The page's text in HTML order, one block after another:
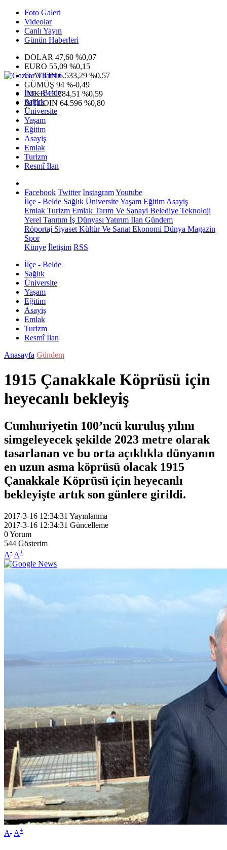
Foto Galeri
Videolar
Canlı Yayın
Günün Haberleri
DOLAR 47,60 %0,07
EURO 55,09 %0,15
G.ALTIN6.533,29 %0,57
GÜMÜŞ 94 %-0,49
IMKB13.784,51 %0,59
BITCOIN 64.596 %0,80
İlçe - Belde
Sağlık
Üniversite
Yaşam
Eğitim
Asayiş
Emlak
Turizm
Resmî İlan
Facebook Twitter InstagramYoutube
İlçe - Belde Sağlık ÜniversiteYaşam Eğitim Asayiş
Emlak Turizm Emlak Tarım Ve Sanayi Belediye Teknoloji
Yerel Tanıtım İş Dünyası Yatırım İlan Gündem
Röportaj Siyaset Kültür Ve Sanat Ekonomi Dünya Magazin
Spor
Künye İletişim RSS
İlçe - Belde
Sağlık
Üniversite
Yaşam
Eğitim
Asayiş
Emlak
Turizm
Resmî İlan
Anasayfa Gündem
1915 Çanakkale Köprüsü için
heyecanlı bekleyiş
Cumhuriyetin 100’ncü kuruluş yılını
simgeleyecek şekilde 2023 metre olarak
tasarlanan ve bu orta açıklıkla dünyanın
en uzun asma köprüsü olacak 1915
Çanakkale Köprüsü için heyecanlı
bekleyişte artık son günlere girildi.
2017-3-16 12:34:31 Yayınlanma
2017-3-16 12:34:31 Güncelleme
0Yorum
544 Gösterim
A- A+
A- A+